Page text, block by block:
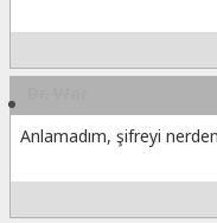
Anlamadım, şifreyi